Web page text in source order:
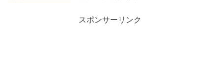
スポンサーリンク